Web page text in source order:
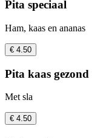
Pita speciaal
Ham, kaas en ananas
€ 4.50
Pita kaas gezond
Met sla
€ 4.50